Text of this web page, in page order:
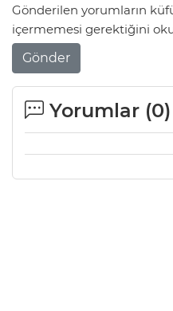
Gönderilen yorumların
içermemesi gerektiğini
Gönder
Yorumlar (0)